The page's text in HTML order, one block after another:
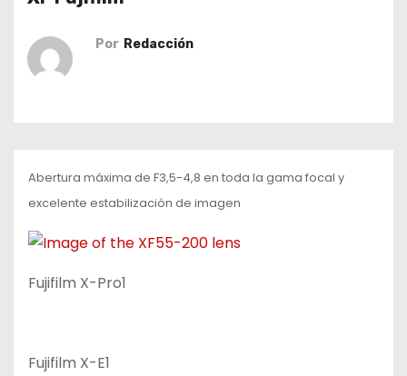
Por Redacción
Abertura máxima de F3,5-4,8 en toda la gama focal y
excelente estabilización de imagen
Fujifilm X-Pro1
Fujifilm X-E1